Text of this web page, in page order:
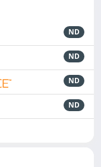
ND
ND
ND
ND